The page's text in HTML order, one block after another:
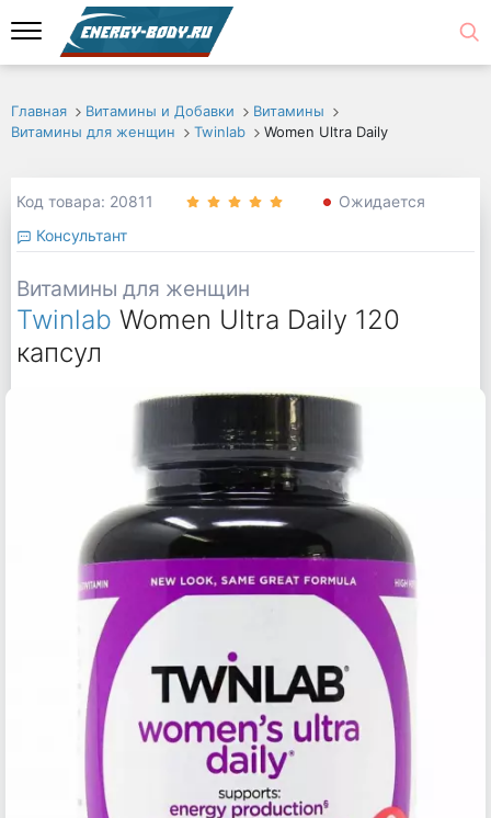
Главная Витамины и Добавки
Витамины
Витамины для женщин
Twinlab Women Ultra Daily
Код товара: 20811
Ожидается
Консультант
Витамины для женщин
Twinlab Women Ultra Daily 120
капсул